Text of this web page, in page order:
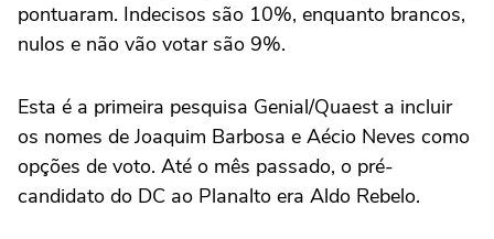
pontuaram. Indecisos são 10%, enquanto brancos,
nulos e não vão votar são 9%.
Esta é a primeira pesquisa Genial/Quaest a incluir
os nomes de Joaquim Barbosa e Aécio Neves como
opções de voto. Até o mês passado, o pré-
candidato do DC ao Planalto era Aldo Rebelo.